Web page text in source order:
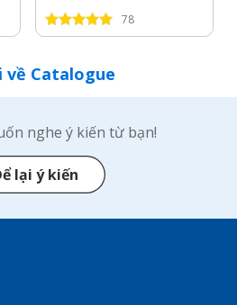
78
về Catalogue
nghe ý kiến từ bạn!
lại ý kiến